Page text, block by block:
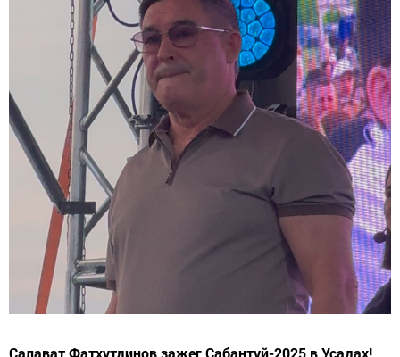
Салават Фатхутдинов зажег Сабантуй-2025 в Усадах!